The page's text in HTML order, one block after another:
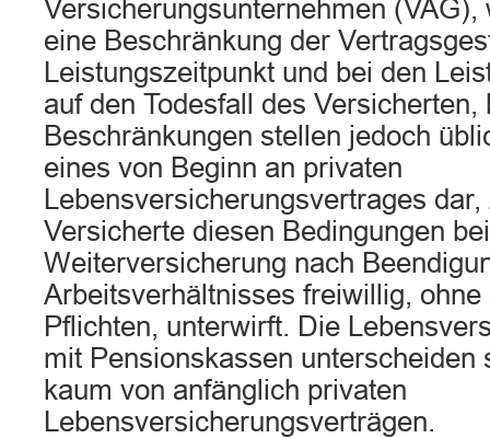
Versicherungsunternehmen
eine Beschränkung der
Leistungszeitpunkt und bei den
auf den Todesfall des Versicherten,
Beschränkungen stellen jedoch
eines von Beginn an privaten
Lebensversicherungsvertrages
Versicherte diesen Bedingungen
Weiterversicherung nach
Arbeitsverhältnisses freiwillig,
Pflichten, unterwirft. Die
mit Pensionskassen unterscheiden
kaum von anfänglich privaten
Lebensversicherungsverträgen.